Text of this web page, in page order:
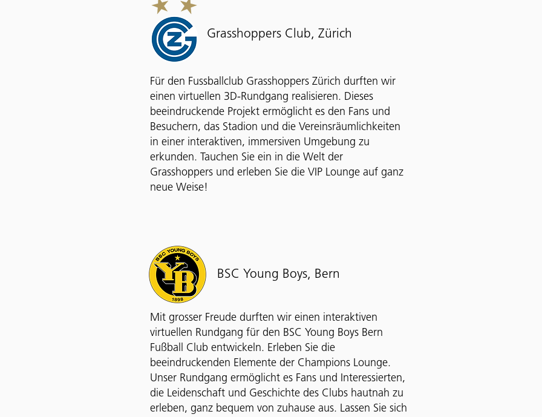
Grasshoppers Club, Zürich
Für den Fussballclub Grasshoppers Zürich durften wir
einen virtuellen 3D-Rundgang realisieren. Dieses
beeindruckende Projekt ermöglicht es den Fans und
Besuchern, das Stadion und die Vereinsräumlichkeiten
in einer interaktiven, immersiven Umgebung zu
erkunden. Tauchen Sie ein in die Welt der
Grasshoppers und erleben Sie die VIP Lounge auf ganz
neue Weise!
BSC Young Boys, Bern
Mit grosser Freude durften wir einen interaktiven
virtuellen Rundgang für den BSC Young Boys Bern
Fußball Club entwickeln. Erleben Sie die
beeindruckenden Elemente der Champions Lounge.
Unser Rundgang ermöglicht es Fans und Interessierten,
die Leidenschaft und Geschichte des Clubs hautnah zu
erleben, ganz bequem von zuhause aus. Lassen Sie sich